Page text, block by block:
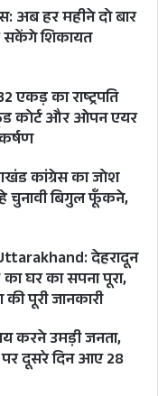
अब हर महीने दो बार
शिकायत
एकड़ का राष्ट्रपति
कोर्ट और ओपन एयर
कांग्रेस का जोश
बिगुल फूँकने,
देहरादून
का घर का सपना पूरा,
पूरी जानकारी
करने उमड़ी जनता,
दूसरे दिन आए 28